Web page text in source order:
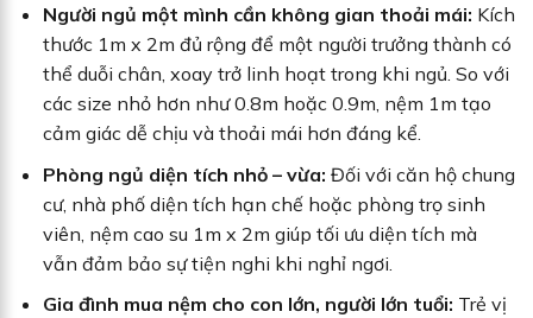
Người ngủ một mình cần không gian thoải mái: Kích
thước 1m x 2m đủ rộng để một người trưởng thành có
thể duỗi chân, xoay trở linh hoạt trong khi ngủ. So với
các size nhỏ hơn như 0.8m hoặc 0.9m, nệm 1m tạo
cảm giác dễ chịu và thoải mái hơn đáng kể.
Phòng ngủ diện tích nhỏ – vừa: Đối với căn hộ chung
cư, nhà phố diện tích hạn chế hoặc phòng trọ sinh
viên, nệm cao su 1m x 2m giúp tối ưu diện tích mà
vẫn đảm bảo sự tiện nghi khi nghỉ ngơi.
Gia đình mua nệm cho con lớn, người lớn tuổi: Trẻ vị